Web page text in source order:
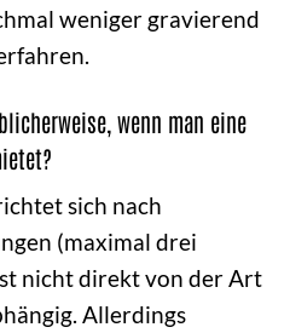
weniger gravierend
wenn man eine
sich nach
(maximal drei
nicht direkt von der Art
Allerdings